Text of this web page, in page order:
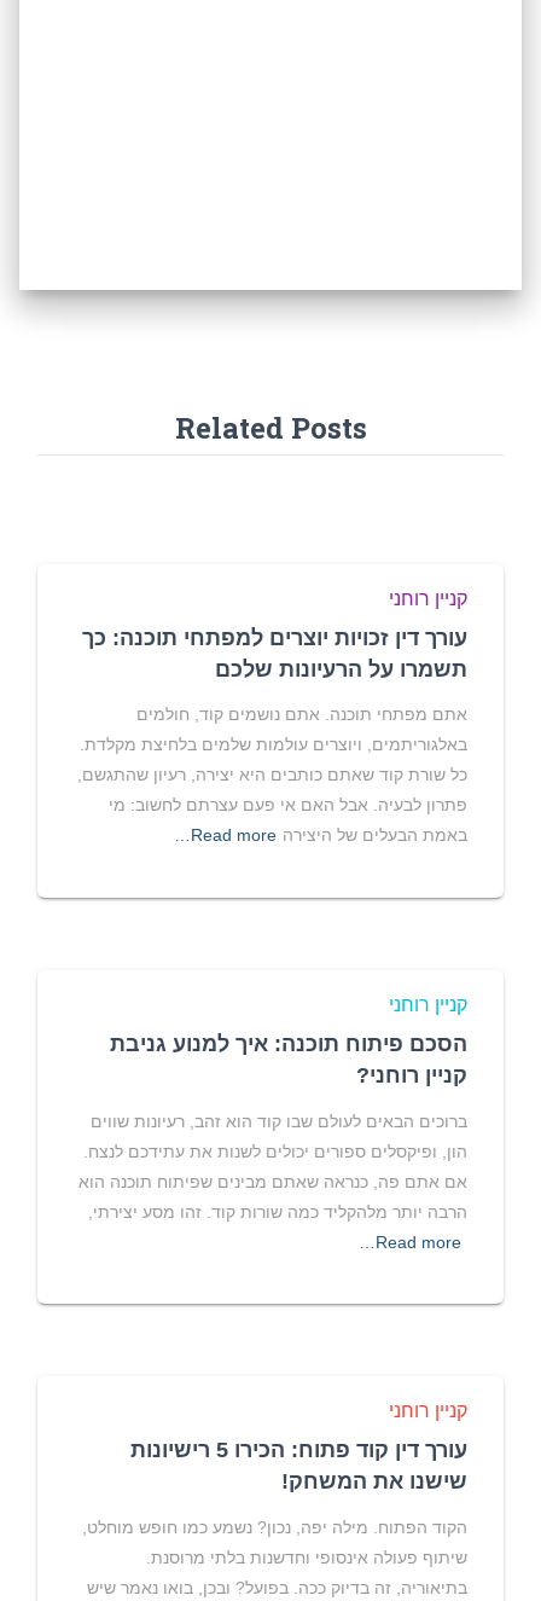
Related Posts
קניין רוחני
עורך דין זכויות יוצרים למפתחי תוכנה: כך
תשמרו על הרעיונות שלכם
אתם מפתחי תוכנה. אתם נושמים קוד, חולמים
באלגוריתמים, ויוצרים עולמות שלמים בלחיצת מקלדת.
כל שורת קוד שאתם כותבים היא יצירה, רעיון שהתגשם,
פתרון לבעיה. אבל האם אי פעם עצרתם לחשוב: מי
באמת הבעלים של היצירה Read more…
קניין רוחני
הסכם פיתוח תוכנה: איך למנוע גניבת
קניין רוחני?
ברוכים הבאים לעולם שבו קוד הוא זהב, רעיונות שווים
הון, ופיקסלים ספורים יכולים לשנות את עתידכם לנצח.
אם אתם פה, כנראה שאתם מבינים שפיתוח תוכנה הוא
הרבה יותר מלהקליד כמה שורות קוד. זהו מסע יצירתי,
Read more…
קניין רוחני
עורך דין קוד פתוח: הכירו 5 רישיונות
שישנו את המשחק!
הקוד הפתוח. מילה יפה, נכון? נשמע כמו חופש מוחלט,
שיתוף פעולה אינסופי וחדשנות בלתי מרוסנת.
בתיאוריה, זה בדיוק ככה. בפועל? ובכן, בואו נאמר שיש